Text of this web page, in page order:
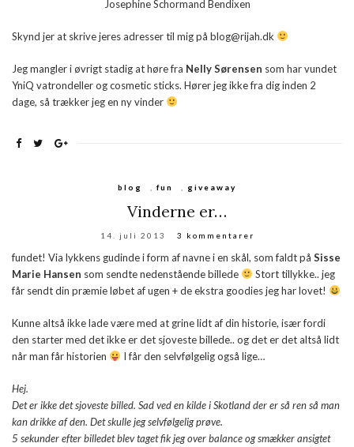
Josephine Schormand Bendixen
Skynd jer at skrive jeres adresser til mig på blog@rijah.dk
Jeg mangler i øvrigt stadig at høre fra Nelly Sørensen som har vundet
YniQ vatrondeller og cosmetic sticks. Hører jeg ikke fra dig inden 2
dage, så trækker jeg en ny vinder
blog fun giveaway
Vinderne er…
14. juli 2013 3 kommentarer
fundet! Via lykkens gudinde i form af navne i en skål, som faldt på Sisse
Marie Hansen som sendte nedenstående billede
Stort tillykke.. jeg
får sendt din præmie løbet af ugen + de ekstra goodies jeg har lovet!
Kunne altså ikke lade være med at grine lidt af din historie, især fordi
den starter med det ikke er det sjoveste billede.. og det er det altså lidt
når man får historien
I får den selvfølgelig også lige…
Hej.
Det er ikke det sjoveste billed. Sad ved en kilde i Skotland der er så ren så man
kan drikke af den. Det skulle jeg selvfølgelig prøve.
5 sekunder efter billedet blev taget fik jeg over balance og smækker ansigtet